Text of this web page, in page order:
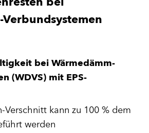
bei Wärmedämm-
(WDVS) mit EPS-
Verschnitt kann zu 100 % dem
werden